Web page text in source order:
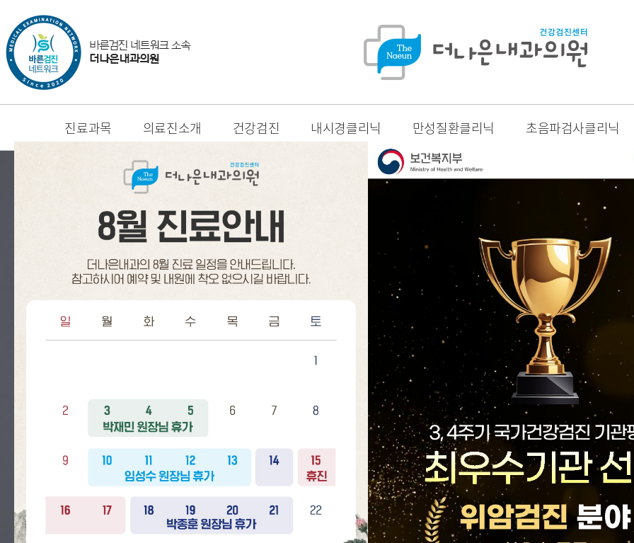
진료과목 의료진소개 건강검진 내시경클리닉 만성질환클리닉 초음파검사클리닉
소화기내과 부분대한민국 100대명의선정
소화기내과 부분대한민국 100대명의선정
소화기내과 부분대한민국 100대명의선정
소화기내과 부분대한민국 100대명의선정
대한민국 100대명의